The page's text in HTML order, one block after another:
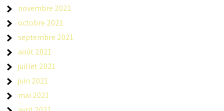
novembre 2021
octobre 2021
septembre 2021
août 2021
juillet 2021
juin 2021
mai 2021